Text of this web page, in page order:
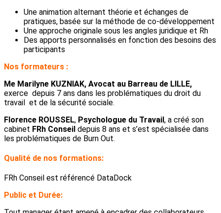
Une animation alternant théorie et échanges de
pratiques, basée sur la méthode de co-développement
Une approche originale sous les angles juridique et Rh
Des apports personnalisés en fonction des besoins des
participants
Nos formateurs :
Me Marilyne KUZNIAK, Avocat au Barreau de LILLE,
exerce depuis 7 ans dans les problématiques du droit du
travail et de la sécurité sociale.
Florence ROUSSEL, Psychologue du Travail, a créé son
cabinet FRh Conseil depuis 8 ans et s’est spécialisée dans
les problématiques de Burn Out.
Qualité de nos formations:
FRh Conseil est référencé DataDock
Public et Durée: